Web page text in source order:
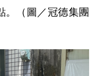
。（圖／冠德集團